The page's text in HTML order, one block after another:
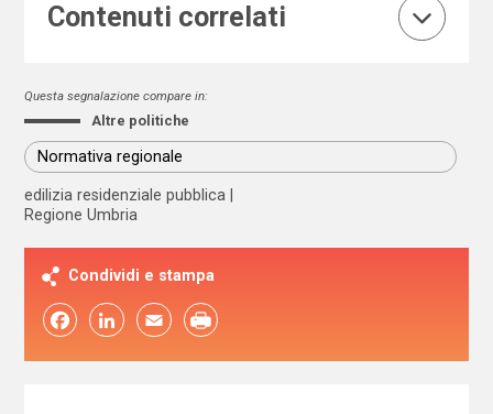
Contenuti correlati
Questa segnalazione compare in:
Altre politiche
Normativa regionale
edilizia residenziale pubblica
Regione Umbria
Condividi e stampa
FacebookLinkedIn Email